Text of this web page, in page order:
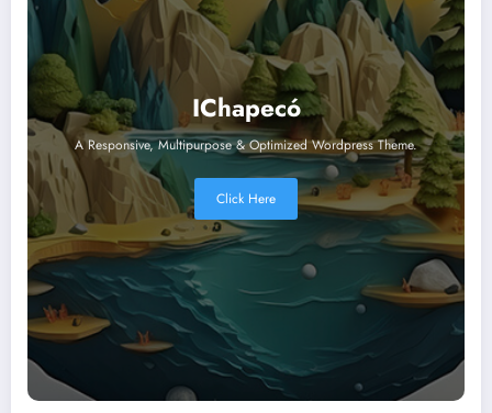
IChapecó
A Responsive, Multipurpose & Optimized Wordpress Theme.
Click Here